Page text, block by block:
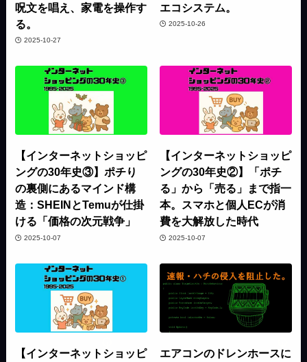
呪文を唱え、家電を操作す
る。
2025-10-27
エコシステム。
2025-10-26
【インターネットショッピ
ングの30年史③】ポチり
の裏側にあるマインド構
造：SHEINとTemuが仕掛
ける「価格の次元戦争」
2025-10-07
【インターネットショッピ
ングの30年史②】「ポチ
る」から「売る」まで指一
本。スマホと個人ECが消
費を大解放した時代
2025-10-07
【インターネットショッピ
エアコンのドレンホースに